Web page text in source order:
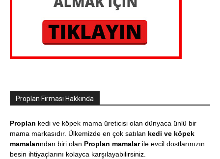
Proplan Firması Hakkında
Proplan kedi ve köpek mama üreticisi olan dünyaca ünlü bir
mama markasıdır. Ülkemizde en çok satılan kedi ve köpek
mamalarından biri olan Proplan mamalarile evcil dostlarınızın
besin ihtiyaçlarını kolayca karşılayabilirsiniz.